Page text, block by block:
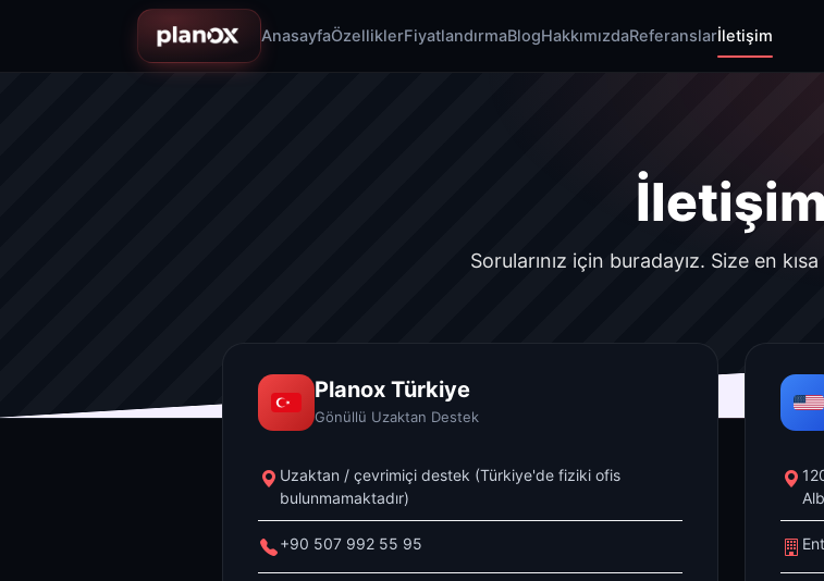
AnasayfaÖzelliklerFiyatlandırmaBlogHakkımızdaReferanslarİletişim
İletişim
Sorularınız için buradayız. Size en
Planox Türkiye
Gönüllü Uzaktan Destek
Uzaktan / çevrimiçi destek (Türkiye'de fiziki ofis
bulunmamaktadır)
+90 507 992 55 95